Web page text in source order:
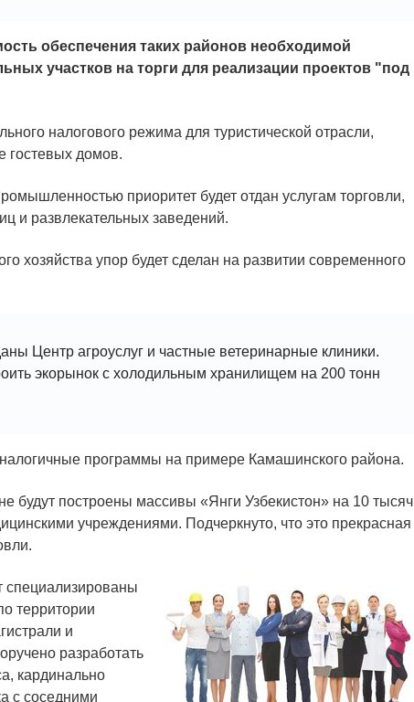
обеспечения таких районов необходимой
участков на торги для реализации проектов "под
налогового режима для туристической отрасли,
гостевых домов.
приоритет будет отдан услугам торговли,
и развлекательных заведений.
хозяйства упор будет сделан на развитии современного
Центр агроуслуг и частные ветеринарные клиники.
экорынок с холодильным хранилищем на 200 тонн
программы на примере Камашинского района.
будут построены массивы «Янги Узбекистон» на 10 тысяч
учреждениями. Подчеркнуто, что это прекрасная
специализированы
территории
и
разработать
кардинально
с соседними